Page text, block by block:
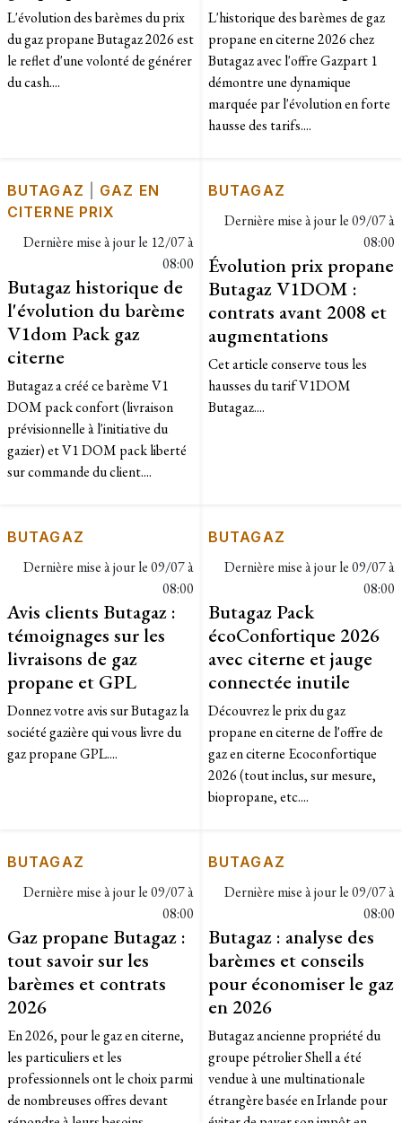
L'évolution des barèmes du prix
du gaz propane Butagaz 2026 est
le reflet d'une volonté de générer
du cash....
L'historique des barèmes de gaz
propane en citerne 2026 chez
Butagaz avec l'offre Gazpart 1
démontre une dynamique
marquée par l'évolution en forte
hausse des tarifs....
BUTAGAZ
GAZ EN
CITERNE PRIX
Dernière mise à jour le 12/07 à
08:00
Butagaz historique de
l'évolution du barème
V1dom Pack gaz
citerne
Butagaz a créé ce barème V1
DOM pack confort (livraison
prévisionnelle à l'initiative du
gazier) et V1 DOM pack liberté
sur commande du client....
BUTAGAZ
Dernière mise à jour le09/07 à
08:00
Évolution prix propane
Butagaz V1DOM :
contrats avant 2008 et
augmentations
Cet article conserve tous les
hausses du tarif V1DOM
Butagaz....
BUTAGAZ
Dernière mise à jour le09/07 à
08:00
Avis clients Butagaz :
témoignages sur les
livraisons de gaz
propane et GPL
Donnez votre avis sur Butagaz la
société gazière qui vous livre du
gaz propane GPL....
BUTAGAZ
Dernière mise à jour le09/07 à
08:00
Butagaz Pack
écoConfortique 2026
avec citerne et jauge
connectée inutile
​Découvrez le prix du gaz
propane en citerne de l'offre de
gaz en citerne Ecoconfortique
2026 (tout inclus, sur mesure,
biopropane, etc....
BUTAGAZ
Dernière mise à jour le09/07 à
08:00
Gaz propane Butagaz :
tout savoir sur les
barèmes et contrats
2026
En 2026, pour le gaz en citerne,
les particuliers et les
professionnels ont le choix parmi
de nombreuses offres devant
BUTAGAZ
Dernière mise à jour le09/07 à
08:00
Butagaz : analyse des
barèmes et conseils
pour économiser le gaz
en 2026
Butagaz ancienne propriété du
groupe pétrolier Shell a été
vendue à une multinationale
étrangère basée en Irlande pour